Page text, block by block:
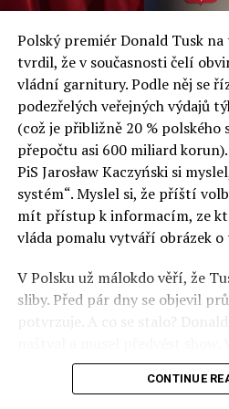
a východní Evropě.
Otázky spojené s vývojem
fóru AI zvláště diskutovanou
zahrnovat vyhrazenou
panelů, prezentací, workshopů
Budou diskutovány klíčové
inteligence ve společnosti, ale i
komerčních služeb. Budou se
výzvy, kterým bude muset trh
technologickým změnám.
technologií umělé inteligence
umožní Evropské unii obnovit
vztahu ke globálním
Polský premiér Donald Tusk
tvrdil, že v současnosti čelí
vládní garnitury. Podle něj se
podezřelých veřejných výdajů
(což je přibližně 20 %
přepočtu asi 600 miliard
PiS Jarosław Kaczyński si
systém“. Myslel si, že příští
mít přístup k informacím, ze
vláda pomalu vytváří obrázek
V Polsku už málokdo věří, že
sliby. Před pár dny se objevil
potvrzuje. A co se stalo?
před kamerami podepsali
ti poslušně ono divadloCONTINUE